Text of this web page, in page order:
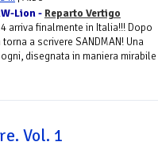
Lion - Reparto Vertigo
arriva finalmente in Italia!!! Dopo
a scrivere SANDMAN! Una
disegnata in maniera mirabile
Vol. 1